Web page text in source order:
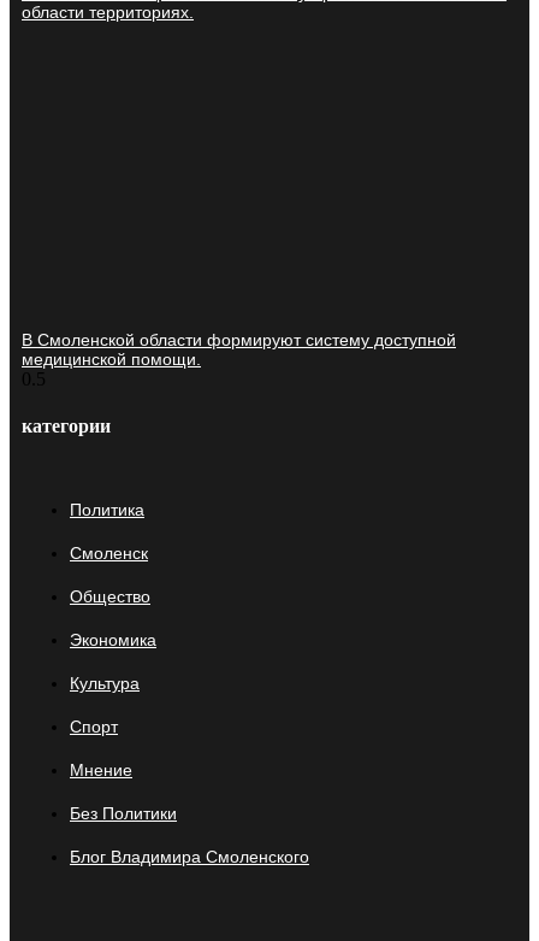
области территориях.
В Смоленской области формируют систему доступной
медицинской помощи.
категории
Политика
Смоленск
Общество
Экономика
Культура
Спорт
Мнение
Без Политики
Блог Владимира Смоленского